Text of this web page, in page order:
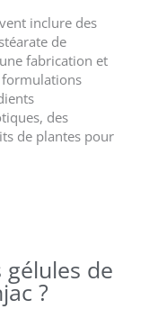
inclure des
de
fabrication et
formulations
des
de plantes pour
de
?